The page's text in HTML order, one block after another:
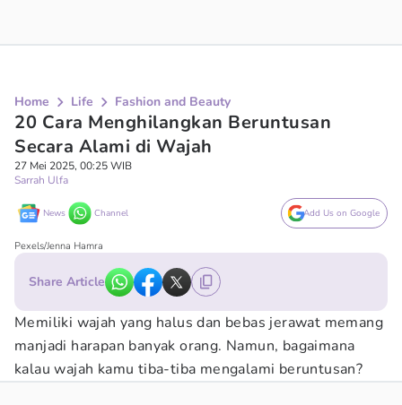
Home Life Fashion and Beauty
20 Cara Menghilangkan Beruntusan
Secara Alami di Wajah
27 Mei 2025, 00:25 WIB
Sarrah Ulfa
News Channel Add Us on Google
Pexels/Jenna Hamra
Share Article
Memiliki wajah yang halus dan bebas jerawat memang
manjadi harapan banyak orang. Namun, bagaimana
kalau wajah kamu tiba-tiba mengalami beruntusan?